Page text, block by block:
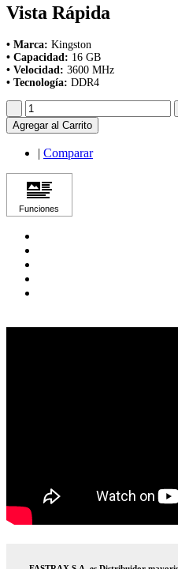
Vista Rápida
• Marca: Kingston
• Capacidad: 16 GB
• Velocidad: 3600 MHz
• Tecnología: DDR4
Agregar al Carrito
Comparar